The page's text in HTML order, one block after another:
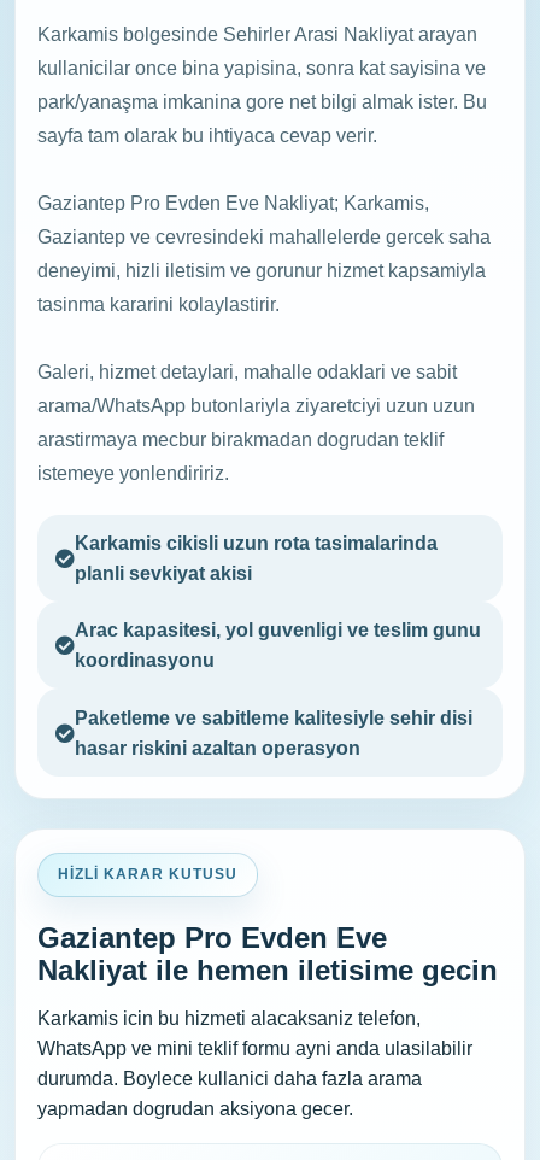
Karkamis bolgesinde Sehirler Arasi Nakliyat arayan
kullanicilar once bina yapisina, sonra kat sayisina ve
park/yanaşma imkanina gore net bilgi almak ister. Bu
sayfa tam olarak bu ihtiyaca cevap verir.
Gaziantep Pro Evden Eve Nakliyat; Karkamis,
Gaziantep ve cevresindeki mahallelerde gercek saha
deneyimi, hizli iletisim ve gorunur hizmet kapsamiyla
tasinma kararini kolaylastirir.
Galeri, hizmet detaylari, mahalle odaklari ve sabit
arama/WhatsApp butonlariyla ziyaretciyi uzun uzun
arastirmaya mecbur birakmadan dogrudan teklif
istemeye yonlendiririz.
Karkamis cikisli uzun rota tasimalarinda
planli sevkiyat akisi
Arac kapasitesi, yol guvenligi ve teslim gunu
koordinasyonu
Paketleme ve sabitleme kalitesiyle sehir disi
hasar riskini azaltan operasyon
HIZLI KARAR KUTUSU
Gaziantep Pro Evden Eve
Nakliyat ile hemen iletisime gecin
Karkamis icin bu hizmeti alacaksaniz telefon,
WhatsApp ve mini teklif formu ayni anda ulasilabilir
durumda. Boylece kullanici daha fazla arama
yapmadan dogrudan aksiyona gecer.